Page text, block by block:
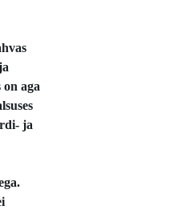
aga
ja